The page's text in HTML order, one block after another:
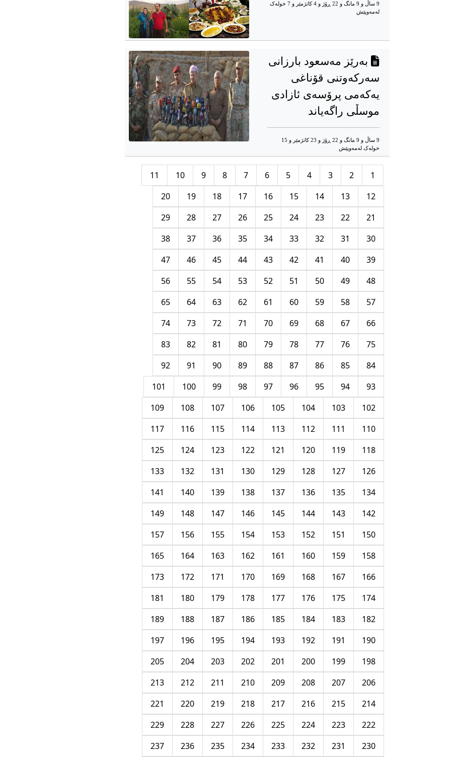
9 ساڵ و 9 مانگ و 22 ڕۆژ و 4 کاتژمێر و 7 خوله‌ک
له‌مه‌وپێش‌
بەرێز مەسعود بارزانی
سەرکەوتنی قۆناغی
یەکەمی پرۆسەی ئازادی
موسڵی راگەیاند
9 ساڵ و 9 مانگ و 22 ڕۆژ و 23 کاتژمێر و 15
خوله‌ک له‌مه‌وپێش‌
1
2
3
4
5
6
7
8
9
10
11
12
13
14
15
16
17
18
19
20
21
22
23
24
25
26
27
28
29
30
31
32
33
34
35
36
37
38
39
40
41
42
43
44
45
46
47
48
49
50
51
52
53
54
55
56
57
58
59
60
61
62
63
64
65
66
67
68
69
70
71
72
73
74
75
76
77
78
79
80
81
82
83
84
85
86
87
88
89
90
91
92
93
94
95
96
97
98
99
100
101
102
103
104
105
106
107
108
109
110
111
112
113
114
115
116
117
118
119
120
121
122
123
124
125
126
127
128
129
130
131
132
133
134
135
136
137
138
139
140
141
142
143
144
145
146
147
148
149
150
151
152
153
154
155
156
157
158
159
160
161
162
163
164
165
166
167
168
169
170
171
172
173
174
175
176
177
178
179
180
181
182
183
184
185
186
187
188
189
190
191
192
193
194
195
196
197
198
199
200
201
202
203
204
205
206
207
208
209
210
211
212
213
214
215
216
217
218
219
220
221
222
223
224
225
226
227
228
229
230
231
232
233
234
235
236
237